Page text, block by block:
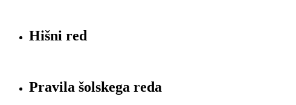
Hišni red
Pravila šolskega reda